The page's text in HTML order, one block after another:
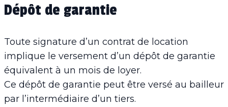
Dépôt de garantie
Toute signature d’un contrat de location
implique le versement d’un dépôt de garantie
équivalent à un mois de loyer.
Ce dépôt de garantie peut être versé au bailleur
par l’intermédiaire d’un tiers.